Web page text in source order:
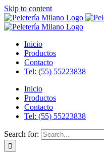
Skip to content
Inicio
Productos
Contacto
Tel: (55) 55223838
Inicio
Productos
Contacto
Tel: (55) 55223838
Search for: